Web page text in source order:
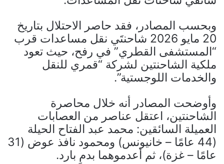
وبحسب المصادر، فقد حاصر الاحتلال بتاريخ
20 مايو 2026 شاحنتَي نقل مساعدات قرب
“المستشفى القطري” في رفح، حيث تعود
ملكية الشاحنتين لشركة “قمري للنقل
والخدمات اللوجستية”.
وأوضحت المصادر أنه خلال محاصرة
الشاحنتين، اعتقل عناصر من العصابات
العميلة السائقين: محمد عبد الفتاح الحيلة
(44 عامًا – خانيونس) ومحمود نافذ عوض (31
عامًا – غزة)، ثم أعدموهما بدمٍ بارد.